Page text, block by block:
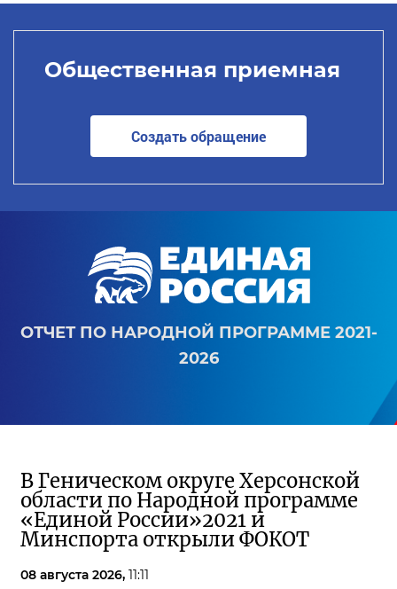
Общественная приемная
Создать обращение
ОТЧЕТ ПО НАРОДНОЙ ПРОГРАММЕ 2021-
2026
В Геническом округе Херсонской
области по Народной программе
«Единой России»2021 и
Минспорта открыли ФОКОТ
08 августа 2026, 11:11